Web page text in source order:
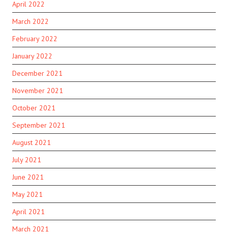
April 2022
March 2022
February 2022
January 2022
December 2021
November 2021
October 2021
September 2021
August 2021
July 2021
June 2021
May 2021
April 2021
March 2021